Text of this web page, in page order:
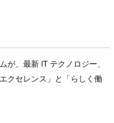
、最新 IT テクノロジー、
クセレンス」と「らしく働